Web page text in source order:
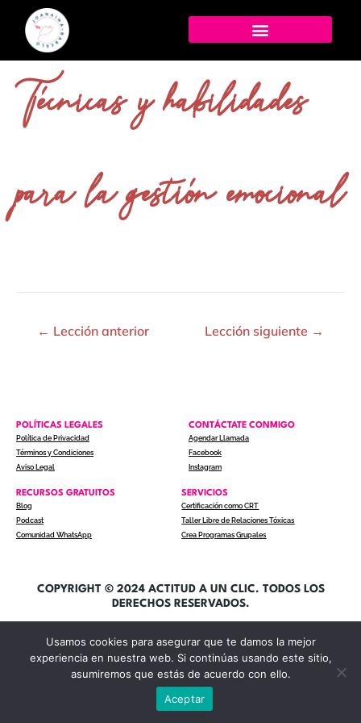
Técnicas y habilidades
para la gestión emocional
← Lección anterior Lección siguiente →
POLÍTICAS LEGALES
Política de Privacidad
Términos y Condiciones
Aviso Legal
CONTÁCTATE CONMIGO
Agendar Llamada
Facebook
Instagram
RECURSOS GRATUITOS
Blog
Podcast
Comunidad WhatsApp
SERVICIOS
Certificación como CRT
Taller Libre de Relaciones Tóxicas
Crea Programas Grupales
COPYRIGHT © 2024 ACTITUD A UN CLIC. TODOS LOS
DERECHOS RESERVADOS.
Usamos cookies para asegurar que te damos la mejor
experiencia en nuestra web. Si continúas usando este sitio,
asumiremos que estás de acuerdo con ello.
Aceptar